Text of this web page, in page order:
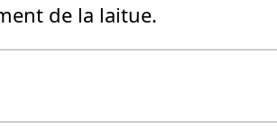
de la laitue.